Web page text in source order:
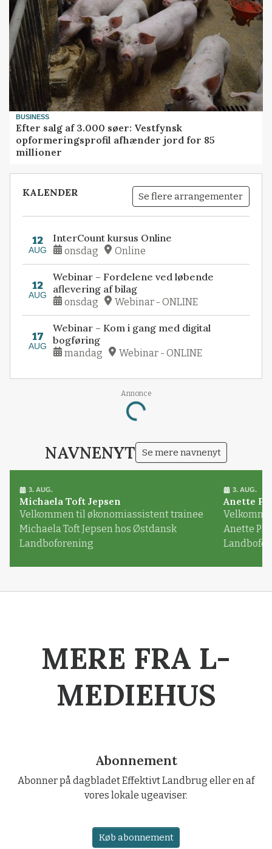
BUSINESS
Efter salg af 3.000 søer: Vestfynsk
opformeringsprofil afhænder jord for 85
millioner
KALENDER Se flere arrangementer
12
AUG
InterCount kursus Online
onsdag Online
12
AUG
Webinar – Fordelene ved løbende
aflevering af bilag
onsdag Webinar - ONLINE
17
AUG
Webinar – Kom i gang med digital
bogføring
mandag Webinar - ONLINE
Annonce
Loading...
NAVNENYT Se mere navnenyt
3. AUG.
Michaela Toft Jepsen
Velkommen til økonomiassistent trainee
Michaela Toft Jepsen hos Østdansk
Landboforening
3. AUG.
Anette
Anette
MERE FRA L-
MEDIEHUS
Abonnement
Abonner på dagbladet Effektivt Landbrug eller en af
vores lokale ugeaviser.
Køb abonnement